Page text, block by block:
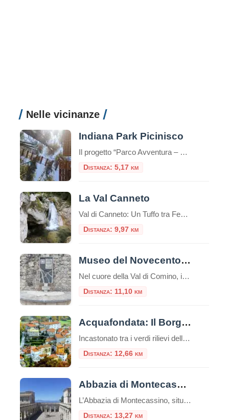
Nelle vicinanze
Indiana Park Picinisco
Il progetto “Parco Avventura – educativo”, è rivolto a tutto il pubblico interessato ad interagire in modo originale con la natura, in quanto esso rappresenta un’occasione di divertimento a diretto contatto con la natura offrendo inoltre co
Distanza: 5,17 km
La Val Canneto
Val di Canneto: Un Tuffo tra Fede e Natura nel Cuore del Lazio Incastonata come una gemma preziosa nel Parco Nazionale d’Abruzzo, Lazio e Molise, la Val di Canneto, nel territorio di Settefrati, è una meta che sa unire in modo sublime la spiritualità di un luogo sacro al fascino selvaggio e incontaminato della natura […]
Distanza: 9,97 km
Museo del Novecento e della Shoah: un viaggio nella memoria
Nel cuore della Val di Comino, incastonato tra le montagne del Basso Lazio e a breve distanza dal Parco Nazionale d’Abruzzo, Lazio e Molise, sorge un luogo che è al contempo un monito, un archivio e un abbraccio: il Museo del Novecento e della Shoah di San Donato Val di Comino. Questo spazio non è […]
Distanza: 11,10 km
Acquafondata: Il Borgo della Zampogna Tra Natura Incontaminata e Storia in Ciociaria
Incastonato tra i verdi rilievi dell’Appennino laziale, a quasi mille metri di altitudine, sorge Acquafondata, un piccolo ma sorprendente comune situato nel cuore della Ciociaria, in provincia di Frosinone. Abbracciato dai maestosi Monti della Meta e, più precisamente, dalle vette dell’Aquilone e della Monna (sul versante meridionale delle Mainarde), questo pittoresco borgo è la meta […]
Distanza: 12,66 km
Abbazia di Montecassino
L’Abbazia di Montecassino, situata a Cassino (FR), è una delle abbazie più antiche e importanti del mondo. La sua storia è ricca e affonda le radici nell’antichità. Nel corso dei secoli, Montecassino fu distrutta e ricostruita più volte. Fu distrutta dai Longobardi nel 577, dai Saraceni nel 883 e dai Normanni nel 1349. La distruzione […]
Distanza: 13,27 km